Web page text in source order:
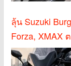
ลุ้น Suzuki
Forza, XMAX